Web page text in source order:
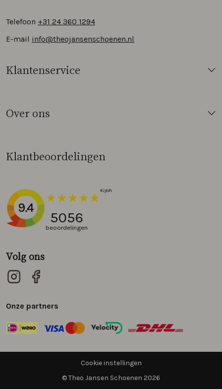
Telefoon +31 24 360 1294
E-mail info@theojansenschoenen.nl
Klantenservice
Over ons
Klantbeoordelingen
9.4
5056
beoordelingen
Volg ons
Onze partners
Cookie instellingen
© Theo Jansen Schoenen 2026